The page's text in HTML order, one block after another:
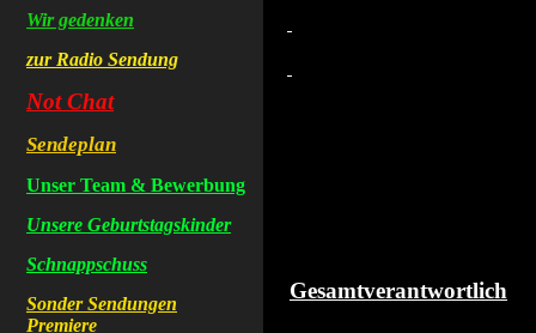
Wir gedenken
zur Radio Sendung
Not Chat
Sendeplan
Unser Team & Bewerbung
Unsere Geburtstagskinder
Schnappschuss
Sonder Sendungen
Premiere
Gesamtverantwortlich